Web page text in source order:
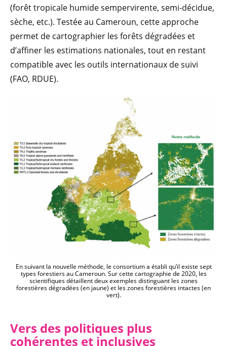
(forêt tropicale humide sempervirente, semi-décidue,
sèche, etc.). Testée au Cameroun, cette approche
permet de cartographier les forêts dégradées et
d’affiner les estimations nationales, tout en restant
compatible avec les outils internationaux de suivi
(FAO, RDUE).
En suivant la nouvelle méthode, le consortium a établi qu’il existe sept
types forestiers au Cameroun. Sur cette cartographie de 2020, les
scientifiques détaillent deux exemples distinguant les zones
forestières dégradées (en jaune) et les zones forestières intactes (en
vert).
Vers des politiques plus
cohérentes et inclusives